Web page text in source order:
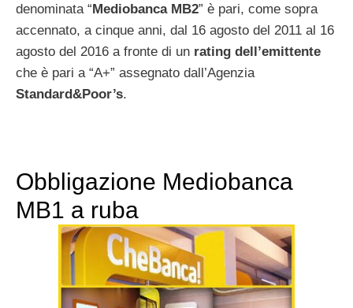
denominata “Mediobanca MB2” è pari, come sopra
accennato, a cinque anni, dal 16 agosto del 2011 al 16
agosto del 2016 a fronte di un rating dell’emittente
che è pari a “A+” assegnato dall’Agenzia
Standard&Poor’s.
Obbligazione Mediobanca
MB1 a ruba